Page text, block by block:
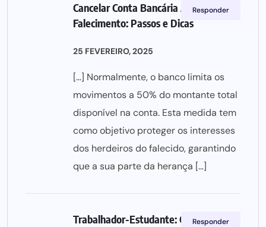
Cancelar Conta Bancária Após
Falecimento: Passos e Dicas
25 FEVEREIRO, 2025
[…] Normalmente, o banco limita os
movimentos a 50% do montante total
disponível na conta. Esta medida tem
como objetivo proteger os interesses
dos herdeiros do falecido, garantindo
que a sua parte da herança […]
Responder
Trabalhador-Estudante: Conquista o
Responder